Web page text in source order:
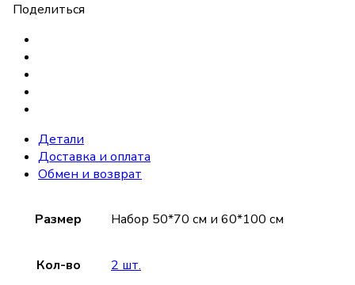
Поделиться
Детали
Доставка и оплата
Обмен и возврат
Размер Набор 50*70 см и 60*100 см
Кол-во 2 шт.